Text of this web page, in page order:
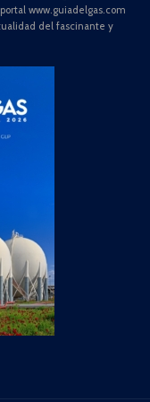
www.guiadelgas.com
del fascinante y